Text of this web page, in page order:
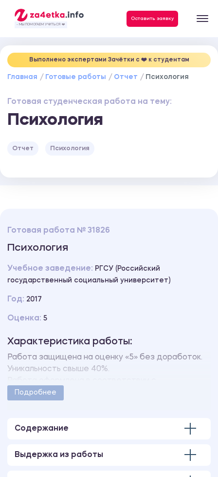
- МЫ ПОМОГАЕМ УЧИТЬСЯ ❤️
Оставить заявку
Выполнено экспертами Зачётки c ❤️ к студентам
Главная Готовые работы Отчет Психология
Готовая студенческая работа на тему:
Психология
Отчет Психология
Готовая работа № 31826
Психология
Учебное заведение: РГСУ (Российский
государственный социальный университет)
Год: 2017
Оценка: 5
Характеристика работы:
Работа защищена на оценку «5» без доработок.
Уникальность свыше 40%.
методическими указаниями учебного заведения.
Анализ статьи
смысл психологического кризиса»
Подробнее
Содержание
Выдержка из работы